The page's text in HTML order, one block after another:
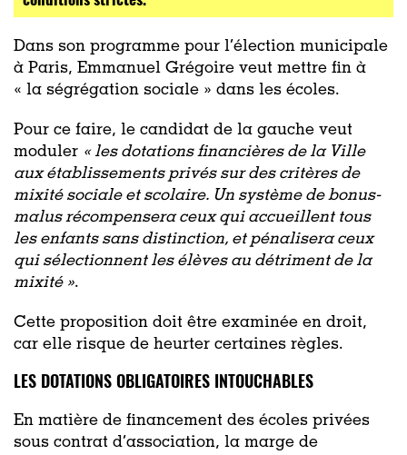
Dans son programme pour l’élection municipale
à Paris, Emmanuel Grégoire veut mettre fin à
« la ségrégation sociale » dans les écoles.
Pour ce faire, le candidat de la gauche veut
moduler « les dotations financières de la Ville
aux établissements privés sur des critères de
mixité sociale et scolaire. Un système de bonus-
malus récompensera ceux qui accueillent tous
les enfants sans distinction, et pénalisera ceux
qui sélectionnent les élèves au détriment de la
mixité ».
Cette proposition doit être examinée en droit,
car elle risque de heurter certaines règles.
LES DOTATIONS OBLIGATOIRES INTOUCHABLES
En matière de financement des écoles privées
sous contrat d’association, la marge de